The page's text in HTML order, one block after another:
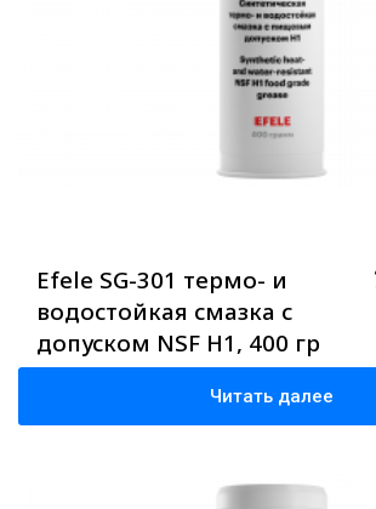
Efele SG-301 термо- и
водостойкая смазка с
допуском NSF H1, 400 гр
Читать далее